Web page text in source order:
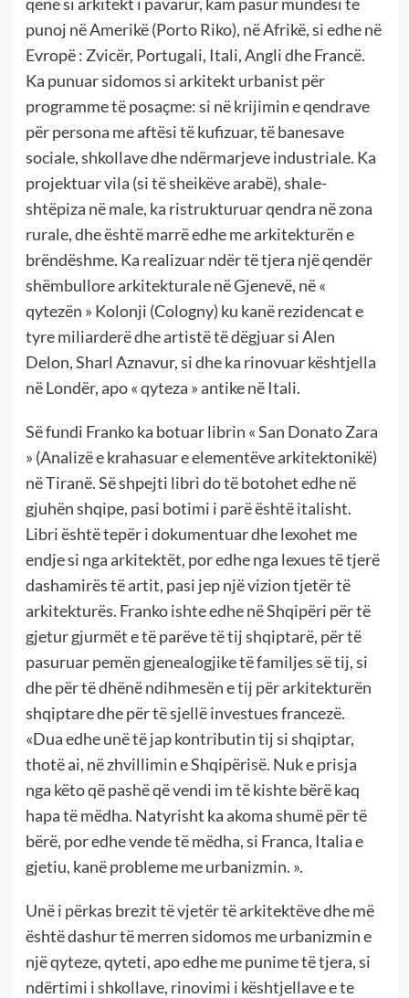
punoj në Amerikë (Porto Riko), në Afrikë, si edhe në
Evropë : Zvicër, Portugali, Itali, Angli dhe Francë.
Ka punuar sidomos si arkitekt urbanist për
programme të posaçme: si në krijimin e qendrave
për persona me aftësi të kufizuar, të banesave
sociale, shkollave dhe ndërmarjeve industriale. Ka
projektuar vila (si të sheikëve arabë), shale-
shtëpiza në male, ka ristrukturuar qendra në zona
rurale, dhe është marrë edhe me arkitekturën e
brëndëshme. Ka realizuar ndër të tjera një qendër
shëmbullore arkitekturale në Gjenevë, në «
qytezën » Kolonji (Cologny) ku kanë rezidencat e
tyre miliarderë dhe artistë të dëgjuar si Alen
Delon, Sharl Aznavur, si dhe ka rinovuar kështjella
në Londër, apo « qyteza » antike në Itali.
Së fundi Franko ka botuar librin « San Donato Zara
» (Analizë e krahasuar e elementëve arkitektonikë)
në Tiranë. Së shpejti libri do të botohet edhe në
gjuhën shqipe, pasi botimi i parë është italisht.
Libri është tepër i dokumentuar dhe lexohet me
endje si nga arkitektët, por edhe nga lexues të tjerë
dashamirës të artit, pasi jep një vizion tjetër të
arkitekturës. Franko ishte edhe në Shqipëri për të
gjetur gjurmët e të parëve të tij shqiptarë, për të
pasuruar pemën gjenealogjike të familjes së tij, si
dhe për të dhënë ndihmesën e tij për arkitekturën
shqiptare dhe për të sjellë investues francezë.
«Dua edhe unë të jap kontributin tij si shqiptar,
thotë ai, në zhvillimin e Shqipërisë. Nuk e prisja
nga këto që pashë që vendi im të kishte bërë kaq
hapa të mëdha. Natyrisht ka akoma shumë për të
bërë, por edhe vende të mëdha, si Franca, Italia e
gjetiu, kanë probleme me urbanizmin. ».
Unë i përkas brezit të vjetër të arkitektëve dhe më
është dashur të merren sidomos me urbanizmin e
një qyteze, qyteti, apo edhe me punime të tjera, si
ndërtimi i shkollave, rinovimi i kështjellave e te